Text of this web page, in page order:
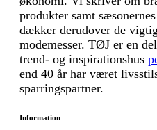
produkter samt
dækker derudover de
modemesser. TØJ er en
trend- og inspirationshus
end 40 år har været
sparringspartner.
Information